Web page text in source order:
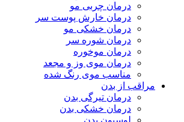
درمان چربی مو
درمان خارش پوست سر
درمان خشکی مو
درمان شوره سر
درمان موخوره
درمان موی وز و مجعد
مناسب موی رنگ شده
مراقب از بدن
درمان تیرگی بدن
درمان خشکی بدن
لوسیون بدن